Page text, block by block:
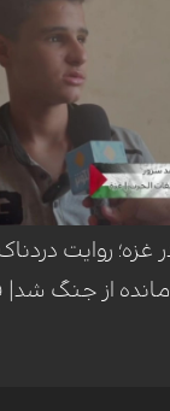
ساکن اردوگاه النصیرات
هدف انفجار یک گلوله
قرار گرفت. این انفجار که
همیشه دگرگون ساخت؛ به
فلج نیمی از صورت و
دیگر هشداری است بر
مختلف غزه.
روایت
از جنگ